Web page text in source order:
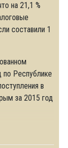
на 21,1 %
составили 1
по Республике
в
за 2015 год